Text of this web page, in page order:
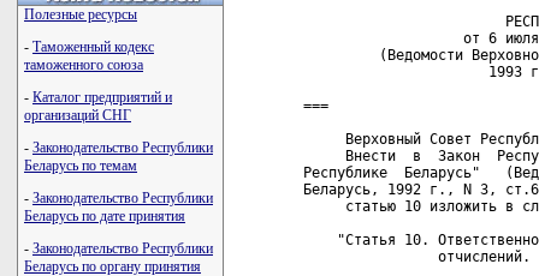
Полезные ресурсы
- Таможенный кодекс
таможенного союза
- Каталог предприятий и
организаций СНГ
- Законодательство Республики
Беларусь по темам
- Законодательство Республики
Беларусь по дате принятия
- Законодательство Республики
Беларусь по органу принятия
от 6
(Ведомости
1993
===
Верховный Совет
Внести  в  Закон
Республике  Беларусь"
Беларусь, 1992 г., N 3,
статью 10 изложить в
"Статья 10.
отчислений.